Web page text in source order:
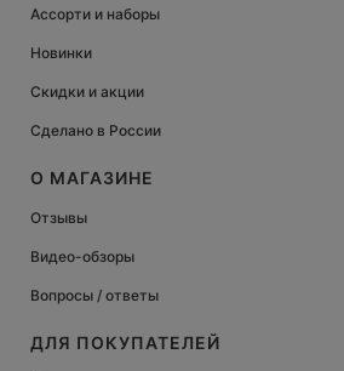
Ассорти и наборы
Новинки
Скидки и акции
Сделано в России
О МАГАЗИНЕ
Отзывы
Видео-обзоры
Вопросы / ответы
ДЛЯ ПОКУПАТЕЛЕЙ